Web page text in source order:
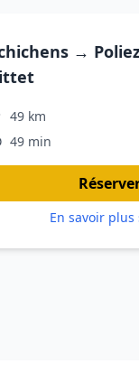
→
49 km
49 min
En savoir